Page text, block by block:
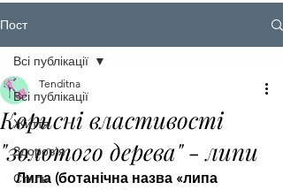
Пост
Всі публікації
Життя
Здоров'я
Стиль
Всі публікації
Корисні властивості
"золотого дерева" - липи
Tenditna
Липа (ботанічна назва «липа